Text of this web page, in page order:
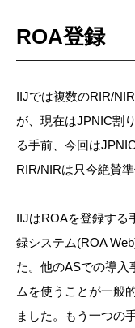
ROA登録
IIJでは複数のRIR/
が、現在はJPNIC割
る手前、今回は
RIR/NIRは只今絶賛
IIJはROAを登録する
録システム(ROA
た。他のASでの導入
ムを使うことが一般
ました。もう一つの